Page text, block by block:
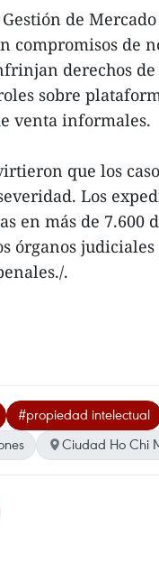
de
compromisos de
derechos
sobre
venta informales.
que los
Los
en más de
órganos
.
#propiedad intelectual
Ciudad Ho Chi